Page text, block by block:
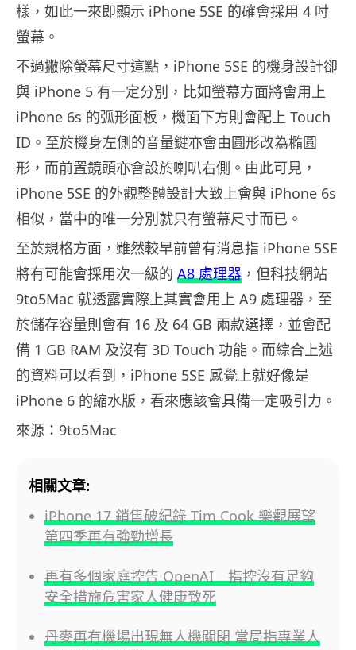
樣，如此一來即顯示 iPhone 5SE 的確會採用 4 吋
螢幕。
不過撇除螢幕尺寸這點，iPhone 5SE 的機身設計卻
與 iPhone 5 有一定分別，比如螢幕方面將會用上
iPhone 6s 的弧形面板，機面下方則會配上 Touch
ID。至於機身左側的音量鍵亦會由圓形改為橢圓
形，而前置鏡頭亦會設於喇叭右側。由此可見，
iPhone 5SE 的外觀整體設計大致上會與 iPhone 6s
相似，當中的唯一分別就只有螢幕尺寸而已。
至於規格方面，雖然較早前曾有消息指 iPhone 5SE
將有可能會採用次一級的 A8 處理器 ，但科技網站
9to5Mac 就透露實際上其實會用上 A9 處理器，至
於儲存容量則會有 16 及 64 GB 兩款選擇，並會配
備 1 GB RAM 及沒有 3D Touch 功能。而綜合上述
的資料可以看到，iPhone 5SE 感覺上就好像是
iPhone 6 的縮水版，看來應該會具備一定吸引力。
來源：9to5Mac
相關文章:
iPhone 17 銷售破紀錄 Tim Cook 樂觀展望
第四季再有強勁增長
再有多個家庭控告 OpenAI 指控沒有足夠
安全措施危害家人健康致死
丹麥再有機場出現無人機關閉 當局指專業人